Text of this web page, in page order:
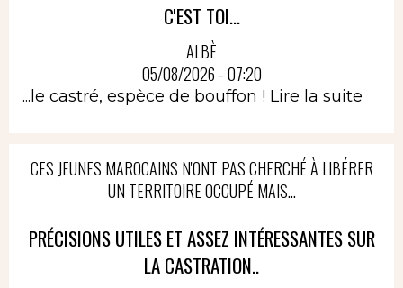
C'EST TOI...
ALBÈ
05/08/2026 - 07:20
...le castré, espèce de bouffon ! Lire la suite
CES JEUNES MAROCAINS N'ONT PAS CHERCHÉ À LIBÉRER
UN TERRITOIRE OCCUPÉ MAIS...
PRÉCISIONS UTILES ET ASSEZ INTÉRESSANTES SUR
LA CASTRATION..